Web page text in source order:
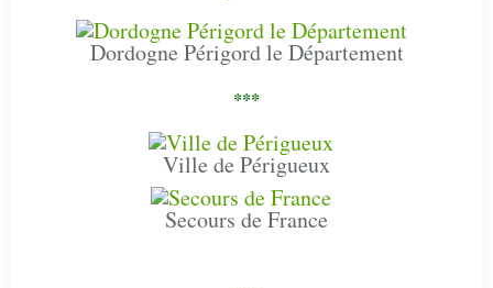
Dordogne Périgord le Département
***
Ville de Périgueux
Secours de France